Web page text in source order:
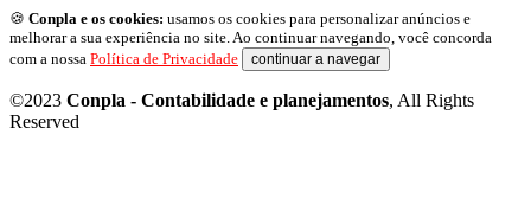
🍪 Conpla e os cookies: usamos os cookies para personalizar anúncios e
melhorar a sua experiência no site. Ao continuar navegando, você concorda
com a nossa Política de Privacidade continuar a navegar
©2023 Conpla - Contabilidade e planejamentos, All Rights
Reserved